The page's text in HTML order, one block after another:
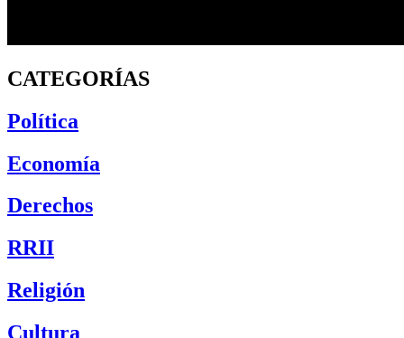
CATEGORÍAS
Política
Economía
Derechos
RRII
Religión
Cultura